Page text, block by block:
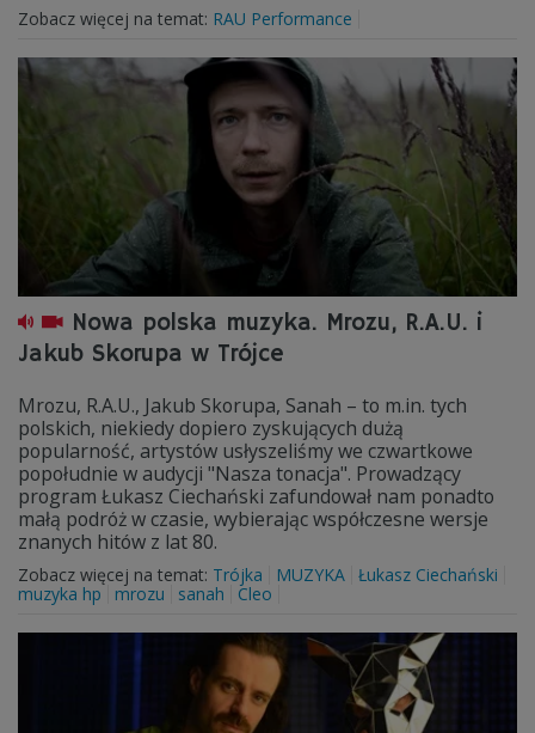
Zobacz więcej na temat: RAU Performance
Nowa polska muzyka. Mrozu, R.A.U. i
Jakub Skorupa w Trójce
Mrozu, R.A.U., Jakub Skorupa, Sanah – to m.in. tych
polskich, niekiedy dopiero zyskujących dużą
popularność, artystów usłyszeliśmy we czwartkowe
popołudnie w audycji "Nasza tonacja". Prowadzący
program Łukasz Ciechański zafundował nam ponadto
małą podróż w czasie, wybierając współczesne wersje
znanych hitów z lat 80.
Zobacz więcej na temat: Trójka MUZYKA Łukasz Ciechański
muzyka hp
mrozu sanah Cleo